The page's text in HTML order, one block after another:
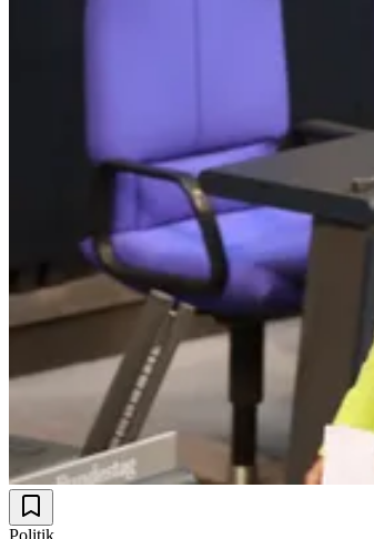
Politik